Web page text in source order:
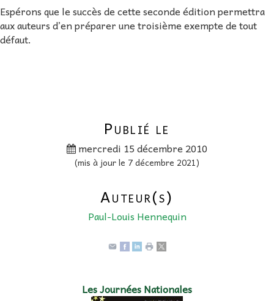
Espérons que le succès de cette seconde édition permettra
aux auteurs d’en préparer une troisième exempte de tout
défaut.
Publié le
mercredi 15 décembre 2010
(mis à jour le 7 décembre 2021)
Auteur(s)
Paul-Louis Hennequin
Les Journées Nationales